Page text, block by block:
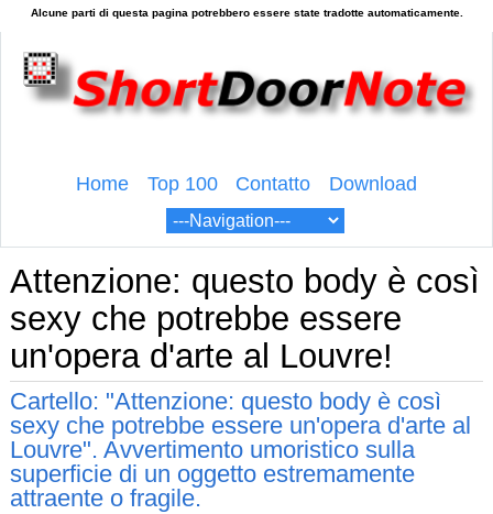
Home Top 100 Contatto Download
Attenzione: questo body è così
sexy che potrebbe essere
un'opera d'arte al Louvre!
Cartello: "Attenzione: questo body è così
sexy che potrebbe essere un'opera d'arte al
Louvre". Avvertimento umoristico sulla
superficie di un oggetto estremamente
attraente o fragile.